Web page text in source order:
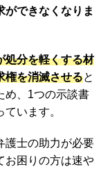
ができなくなりま
処分を軽くする材
権を消滅させると
め、1つの示談書
います。
護士の助力が必要
お困りの方は速や